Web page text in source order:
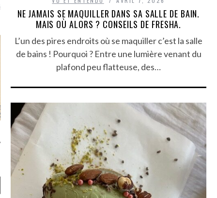
je ne parle presque que
NE JAMAIS SE MAQUILLER DANS SA SALLE DE BAIN.
MAIS OÙ ALORS ? CONSEILS DE FRESHA.
L’un des pires endroits où se maquiller c’est la salle
de bains ! Pourquoi ? Entre une lumière venant du
plafond peu flatteuse, des…